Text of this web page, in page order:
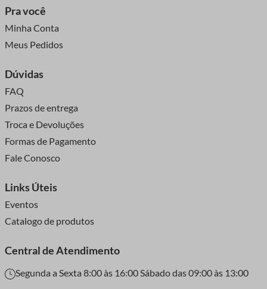
Pra você
Minha Conta
Meus Pedidos
Dúvidas
FAQ
Prazos de entrega
Troca e Devoluções
Formas de Pagamento
Fale Conosco
Links Úteis
Eventos
Catalogo de produtos
Central de Atendimento
Segunda a Sexta 8:00 às 16:00 Sábado das 09:00 às 13:00